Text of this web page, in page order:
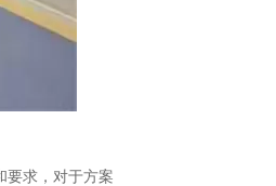
要求，对于方案